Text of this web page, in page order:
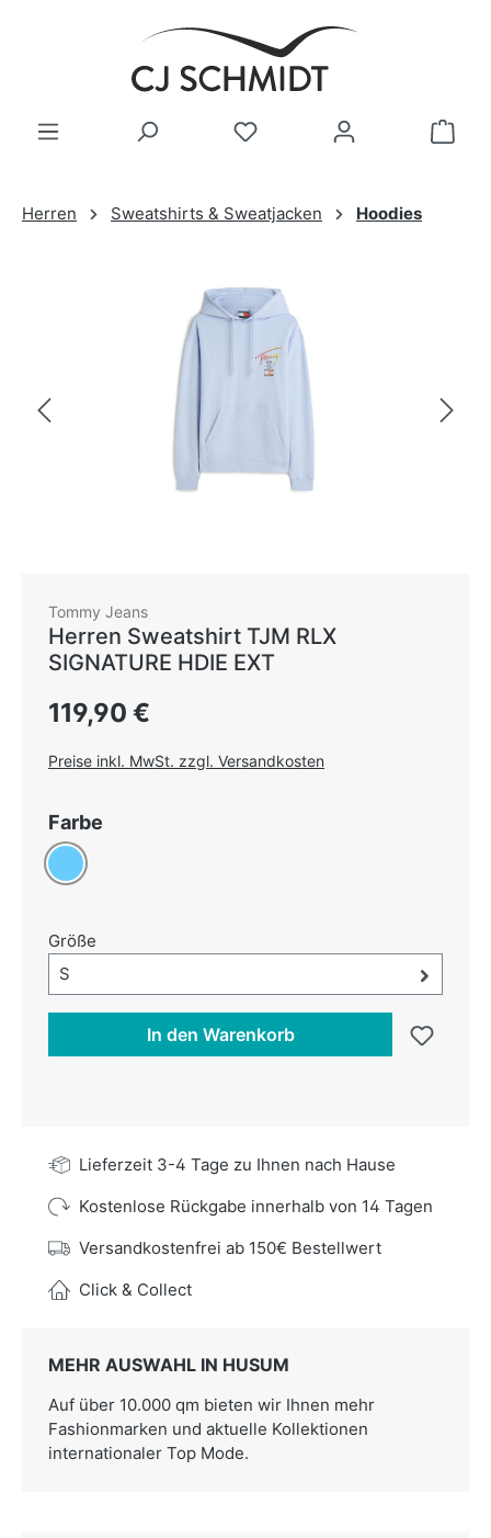
Zum Hauptinhalt springen
Herren Sweatshirts & Sweatjacken Hoodies
Tommy Jeans
Herren Sweatshirt TJM RLX
SIGNATURE HDIE EXT
Regulärer Preis:
119,90 €
Preise inkl. MwSt. zzgl. Versandkosten
Farbe
Hellblau
Größe
Größe-Auswahl öffnen, aktuell ausgewählt:
S
In den Warenkorb
Lieferzeit 3-4 Tage zu Ihnen nach Hause
Kostenlose Rückgabe innerhalb von 14 Tagen
Versandkostenfrei ab 150€ Bestellwert
Click & Collect
MEHR AUSWAHL IN HUSUM
Auf über 10.000 qm bieten wir Ihnen mehr
Fashionmarken und aktuelle Kollektionen
internationaler Top Mode.